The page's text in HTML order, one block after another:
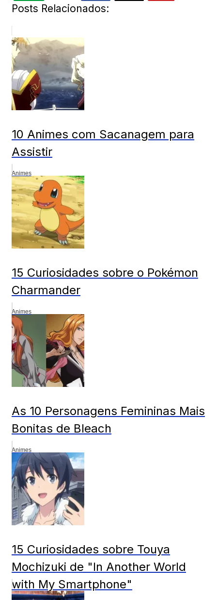
Posts Relacionados:
10 Animes com Sacanagem para
Assistir
Animes
15 Curiosidades sobre o Pokémon
Charmander
Animes
As 10 Personagens Femininas Mais
Bonitas de Bleach
Animes
15 Curiosidades sobre Touya
Mochizuki de "In Another World
with My Smartphone"